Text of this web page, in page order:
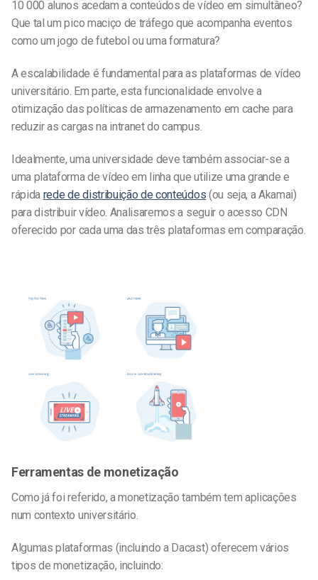
10 000 alunos acedam a conteúdos de vídeo em simultâneo?
Que tal um pico maciço de tráfego que acompanha eventos
como um jogo de futebol ou uma formatura?
A escalabilidade é fundamental para as plataformas de vídeo
universitário. Em parte, esta funcionalidade envolve a
otimização das políticas de armazenamento em cache para
reduzir as cargas na intranet do campus.
Idealmente, uma universidade deve também associar-se a
uma plataforma de vídeo em linha que utilize uma grande e
rápida rede de distribuição de conteúdos (ou seja, a Akamai)
para distribuir vídeo. Analisaremos a seguir o acesso CDN
oferecido por cada uma das três plataformas em comparação.
Ferramentas de monetização
Como já foi referido, a monetização também tem aplicações
num contexto universitário.
Algumas plataformas (incluindo a Dacast) oferecem vários
tipos de monetização, incluindo: